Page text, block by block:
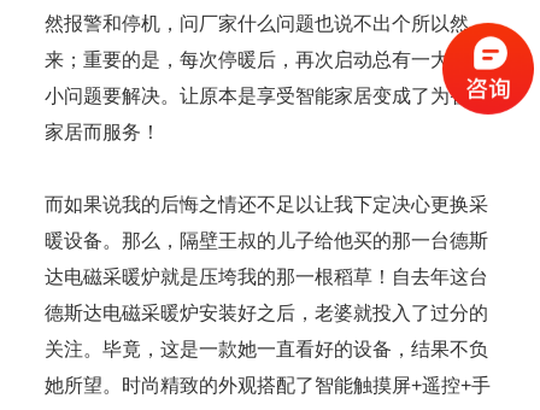
然报警和停机，问厂家什么问题也说不出个所以然
来；重要的是，每次停暖后，再次启动总有一大堆的
小问题要解决。让原本是享受智能家居变成了为智能
家居而服务！
而如果说我的后悔之情还不足以让我下定决心更换采
暖设备。那么，隔壁王叔的儿子给他买的那一台德斯
达电磁采暖炉就是压垮我的那一根稻草！自去年这台
德斯达电磁采暖炉安装好之后，老婆就投入了过分的
关注。毕竟，这是一款她一直看好的设备，结果不负
她所望。时尚精致的外观搭配了智能触摸屏+遥控+手